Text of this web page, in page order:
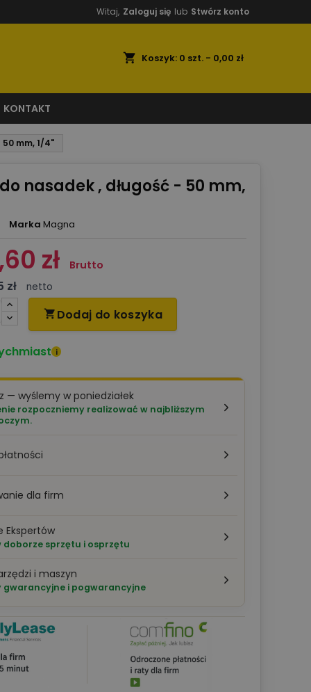
Witaj, Zaloguj się lub Stwórz konto
shopping_cart Koszyk: 0 szt. - 0,00 zł
KONTAKT
mm, 1/4"
nasadek , długość - 50 mm,
Marka Magna
zł Brutto
zł netto
 Dodaj do koszyka
i
— wyślemy w poniedziałek
rozpoczniemy realizować w najbliższym
dla firm
Ekspertów
doborze sprzętu i osprzętu
i maszyn
gwarancyjne i pogwarancyjne